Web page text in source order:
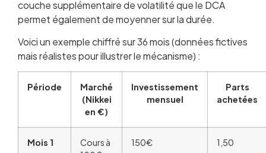
couche supplémentaire de volatilité que le DCA
permet également de moyenner sur la durée.
Voici un exemple chiffré sur 36 mois (données fictives
mais réalistes pour illustrer le mécanisme) :
Période
Marché
(Nikkei
en €)
Investissement
mensuel
Parts
achetées
Mois 1
Cours à
150€ 1,50